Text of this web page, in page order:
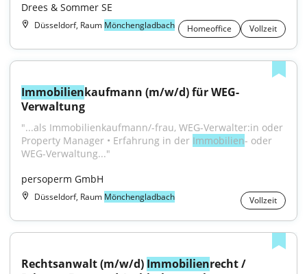
Drees & Sommer SE
Düsseldorf, Raum Mönchengladbach Homeoffice Vollzeit
Immobilienkaufmann (m/w/d) für WEG-
Verwaltung
"...als Immobilienkaufmann/-frau, WEG-Verwalter:in oder
Property Manager • Erfahrung in der Immobilien- oder
WEG-Verwaltung..."
persoperm GmbH
Düsseldorf, Raum Mönchengladbach Vollzeit
Rechtsanwalt (m/w/d) Immobilienrecht /